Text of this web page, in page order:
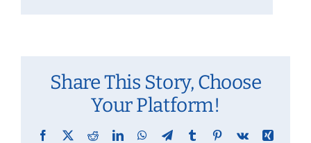
Share This Story, Choose
Your Platform!
Facebook
X RedditLinkedInWhatsApp
TelegramTumblr Pinterest
Vk
Xing